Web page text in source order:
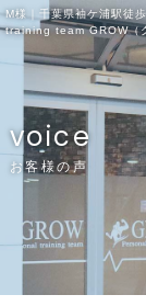
M様｜千葉県袖ケ浦駅徒
training team GROW（
voice
お客様の声